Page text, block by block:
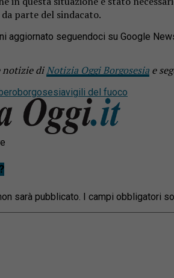
parte del sindacato.
aggiornato seguendoci su Google
notizie diNotizia Oggi Borgosesia e
borgosesiavigili del fuoco
sarà pubblicato. I campi obbligatori